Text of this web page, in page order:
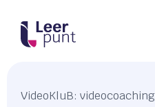
VideoKluB: